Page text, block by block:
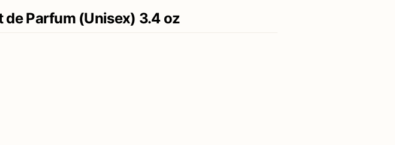
de Parfum (Unisex) 3.4 oz